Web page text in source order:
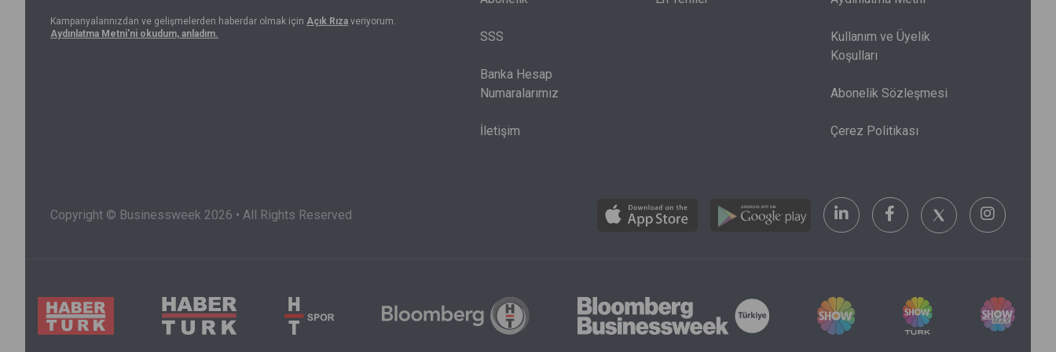
düşünceyi gerekçe olarak
olarak pazarlanan ürünler artık bu
geleneksel inanışın doğru
Kampanyalarınızdan ve gelişmelerden haberdar olmak için Açık Rıza veriyorum.
Aydınlatma Metni'ni okudum, anladım.
SSS
Banka Hesap
Numaralarımız
İletişim
Kullanım ve Üyelik
Koşulları
Abonelik Sözleşmesi
Çerez Politikası
Copyright © Businessweek 2026 • All Rights Reserved